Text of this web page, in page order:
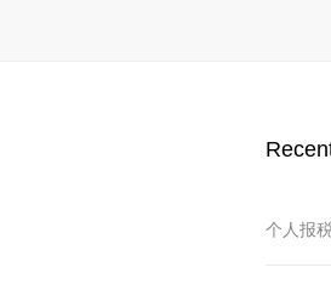
个人报税